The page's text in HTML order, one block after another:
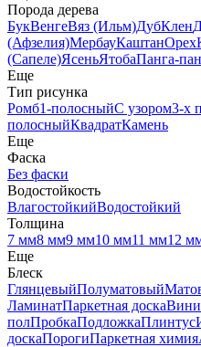
Порода дерева
БукВенгеВяз (Ильм)ДубКлен
(Афзелия)МербауКаштанОрех
(Сапеле)ЯсеньЯтобаПанга-
Еще
Тип рисунка
Ромб1-полосныйС узором3-х
полосныйКвадратКамень
Еще
Фаска
Без фаски
Водостойкость
ВлагостойкийВодостойкий
Толщина
7 мм8 мм9 мм10 мм11 мм12
Еще
Блеск
ГлянцевыйПолуматовый
ЛаминатПаркетная доска
полПробкаПодложкаПлинтус
доскаПорогиПаркетная химия